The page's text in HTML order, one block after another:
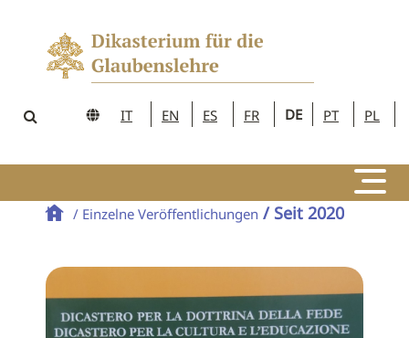
IT EN ES FR DE PT PL
/ Einzelne Veröffentlichungen / Seit 2020